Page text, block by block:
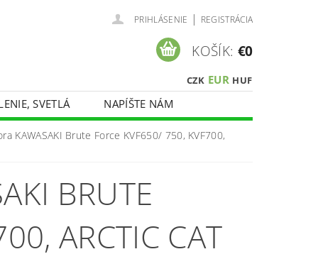
PRIHLÁSENIE | REGISTRÁCIA
CZK EUR HUF
KOŠÍK: €0
SVETLÁ NAPÍŠTE NÁM
KAWASAKI Brute Force KVF650/ 750, KVF700,
BRUTE
ARCTIC CAT